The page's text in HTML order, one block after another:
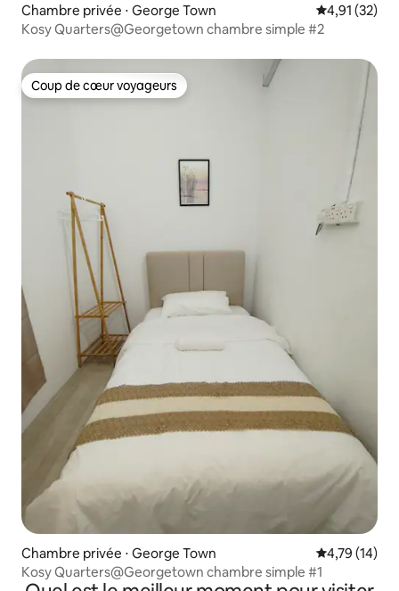
Chambre privée ⋅ George Town Évaluation
4,91 (32)
Kosy Quarters@Georgetown chambre simple #2
Coup de cœur voyageurs
Coup de cœur voyageurs
Chambre privée ⋅ George Town Évaluation
4,79 (14)
Kosy Quarters@Georgetown chambre simple #1